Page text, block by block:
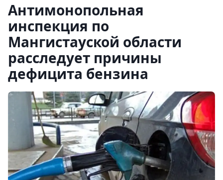
Антимонопольная
инспекция по
Мангистауской области
расследует причины
дефицита бензина